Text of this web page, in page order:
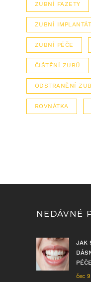
ZUBNÍ FAZETY
ZUBNÍ
ZUBNÍ PÉČE
ČIŠTĚNÍ ZUBŮ
ODSTRANĚNÍ
ROVNÁTKA
NEDÁVNÉ
JAK
PÉČE
čec